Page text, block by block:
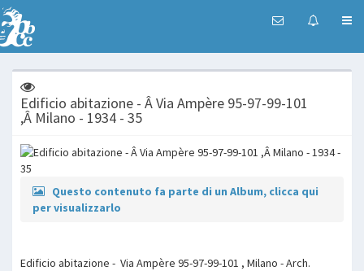
Edificio abitazione - Â Via Ampère 95-97-99-101
,Â Milano - 1934 - 35
Questo contenuto fa parte di un Album, clicca qui
per visualizzarlo
Edificio abitazione - Via Ampère 95-97-99-101 , Milano - Arch.